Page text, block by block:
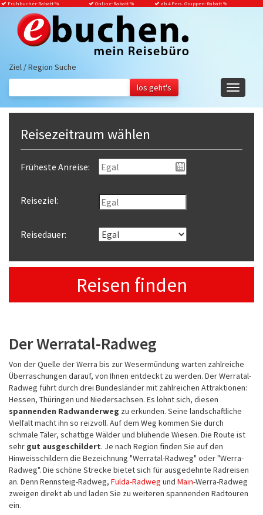
Frühbucher-Rabatt% Online-Rabatt % ab 4 Pers. Gruppen-Rabatt %
Ziel / Region Suche
Reisezeitraum wählen
Früheste Anreise:
Reiseziel:
Reisedauer:
Reisen finden
Der Werratal-Radweg
Von der Quelle der Werra bis zur Wesermündung warten zahlreiche
Überraschungen darauf, von Ihnen entdeckt zu werden. Der Werratal-
Radweg führt durch drei Bundesländer mit zahlreichen Attraktionen:
Hessen, Thüringen und Niedersachsen. Es lohnt sich, diesen
spannenden Radwanderweg zu erkunden. Seine landschaftliche
Vielfalt macht ihn so reizvoll. Auf dem Weg kommen Sie durch
schmale Täler, schattige Wälder und blühende Wiesen. Die Route ist
sehr gut ausgeschildert. Je nach Region finden Sie auf den
Hinweisschildern die Bezeichnung "Werratal-Radweg" oder "Werra-
Radweg". Die schöne Strecke bietet sich für ausgedehnte Radreisen
an. Denn Rennsteig-Radweg, Fulda-Radweg und Main-Werra-Radweg
zweigen direkt ab und laden Sie zu weiteren spannenden Radtouren
ein.